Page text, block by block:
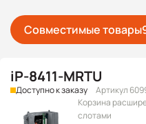
Совместимые товары
iP-8411-MRTU
Доступно к заказу
Артикул
Корзина
слотами